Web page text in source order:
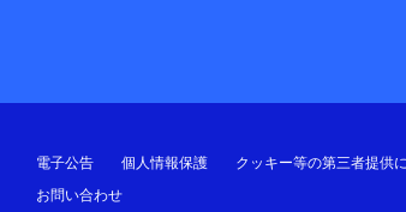
電子公告 個人情報保護 クッキー等の第三者提供
お問い合わせ